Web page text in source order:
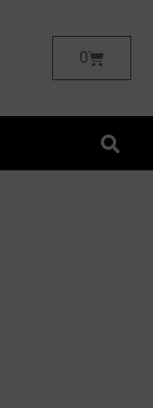
0